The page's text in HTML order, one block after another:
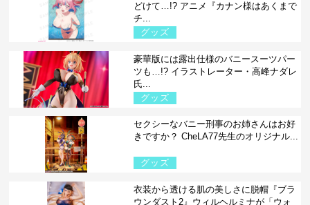
どけて…!? アニメ『カナン様はあくまで
チ...
グッズ
豪華版には露出仕様のバニースーツパー
ツも…!? イラストレーター・高峰ナダレ
氏...
グッズ
セクシーなバニー刑事のお姉さんはお好
きですか？ CheLA77先生のオリジナル...
グッズ
衣装から透ける肌の美しさに脱帽『ブラ
ウンダスト2』ウィルヘルミナが「ウォ